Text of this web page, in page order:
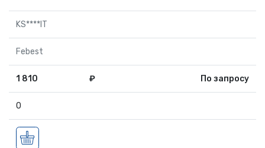
KS****IT
Febest
1 810 ₽ По запросу
0